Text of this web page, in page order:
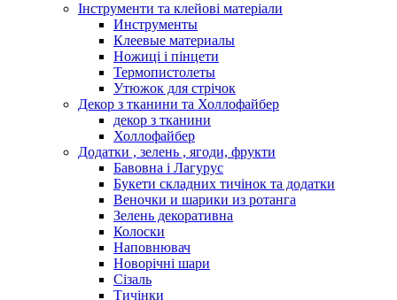
Інструменти та клейові матеріали
Инструменты
Клеевые материалы
Ножиці і пінцети
Термопистолеты
Утюжок для стрічок
Декор з тканини та Холлофайбер
декор з тканини
Холлофайбер
Додатки , зелень , ягоди, фрукти
Бавовна і Лагурус
Букети складних тичінок та додатки
Веночки и шарики из ротанга
Зелень декоративна
Колоски
Наповнювач
Новорічні шари
Сізаль
Тичінки